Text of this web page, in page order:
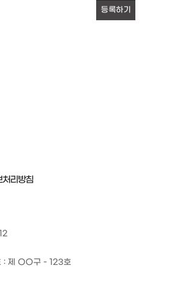
등록하기
처리방침
: 제 OO구 - 123호